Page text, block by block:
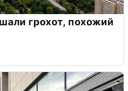
грохот, похожий